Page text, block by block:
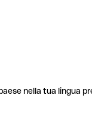
nella tua lingua